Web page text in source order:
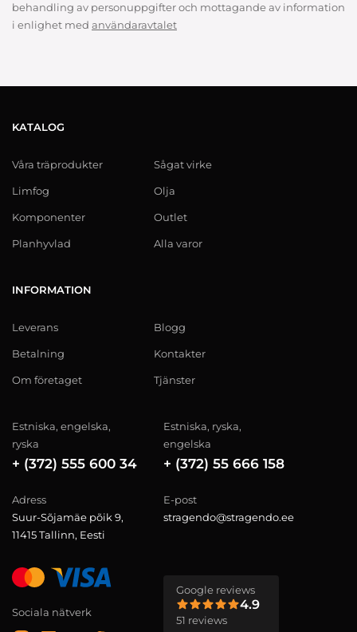
behandling av personuppgifter och mottagande av information
i enlighet med användaravtalet
KATALOG
Våra träprodukter
Limfog
Komponenter
Planhyvlad
Sågat virke
Olja
Outlet
Alla varor
INFORMATION
Leverans
Betalning
Om företaget
Blogg
Kontakter
Tjänster
Estniska, engelska,
ryska
+ (372) 555 600 34
Estniska, ryska,
engelska
+ (372) 55 666 158
Adress
Suur-Sõjamäe põik 9,
11415 Tallinn, Eesti
E-post
stragendo@stragendo.ee
Sociala nätverk
Google reviews
4.9
51 reviews